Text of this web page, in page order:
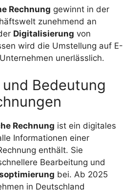
Rechnung gewinnt in der
zunehmend an
Digitalisierung von
wird die Umstellung auf E-
unerlässlich.
Bedeutung
Rechnung ist ein digitales
Informationen einer
enthält. Sie
Bearbeitung und
bei. Ab 2025
in Deutschland